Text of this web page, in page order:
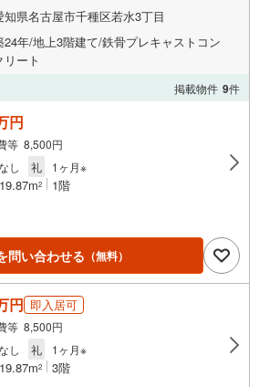
知県名古屋市千種区若水3丁目
24年/地上3階建て/鉄骨プレキャストコン
リート
掲載物件 9件
円
等 8,500円
し 礼 1ヶ月※
19.87m2 1階
問い合わせる （無料）
円 即入居可
等 8,500円
し 礼 1ヶ月※
19.87m2 3階